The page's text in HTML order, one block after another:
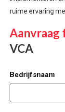
ruime ervaring
VCA
Bedrijfsnaam